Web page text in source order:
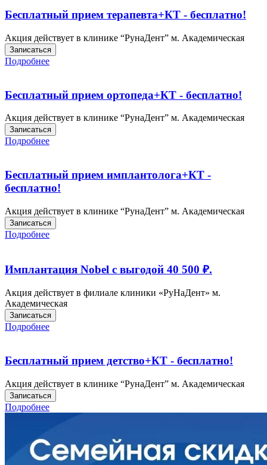
Бесплатный прием терапевта+КТ - бесплатно!
Акция действует в клинике “РунаДент” м. Академическая
Записаться
Подробнее
Бесплатный прием ортопеда+КТ - бесплатно!
Акция действует в клинике “РунаДент” м. Академическая
Записаться
Подробнее
Бесплатный прием имплантолога+КТ -
бесплатно!
Акция действует в клинике “РунаДент” м. Академическая
Записаться
Подробнее
Имплантация Nobel с выгодой 40 500 ₽.
Акция действует в филиале клиники «РуНаДент» м.
Академическая
Записаться
Подробнее
Бесплатный прием детство+КТ - бесплатно!
Акция действует в клинике “РунаДент” м. Академическая
Записаться
Подробнее